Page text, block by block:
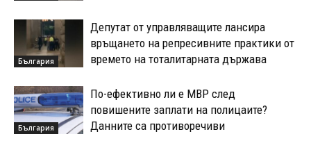
България
Депутат от управляващите лансира
връщането на репресивните практики от
времето на тоталитарната държава
България
По-ефективно ли е МВР след
повишените заплати на полицаите?
Данните са противоречиви